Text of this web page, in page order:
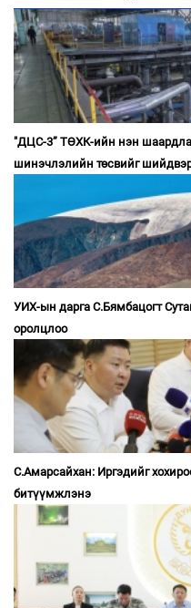
"ДЦС-3” ТӨХК-ийн нэн
шинэчлэлийн төсвийг
УИХ-ын дарга С.Бямбацогт
оролцлоо
С.Амарсайхан: Иргэдийг
битүүмжлэнэ